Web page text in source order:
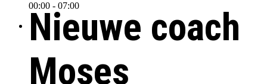
00:00 - 07:00
Nieuwe coach
Moses